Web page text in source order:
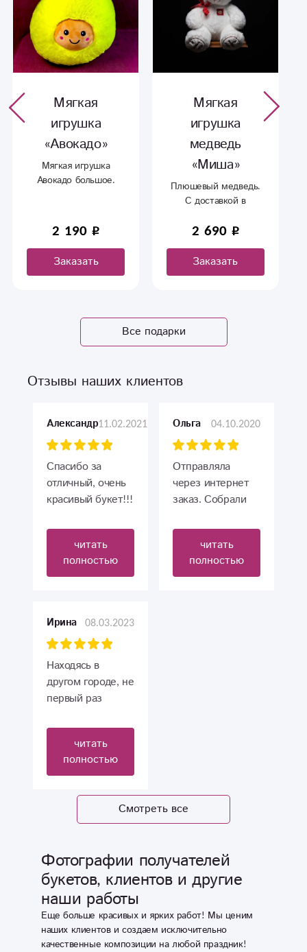
Мягкая
игрушка
«Авокадо»
Мягкая игрушка
Авокадо большое.
2 190
Заказать
Мягкая
игрушка
медведь
«Миша»
Плюшевый медведь.
С доставкой в
2 690
Заказать
Все подарки
Отзывы наших клиентов
Александр11.02.2021
Спасибо за
отличный, очень
красивый букет!!!
читать
полностью
Ольга 04.10.2020
Отправляла
через интернет
заказ. Собрали
доставка
вовремя.
Проживаю в
Санкт-
читать
полностью
Ирина 08.03.2023
Находясь в
другом городе, не
первый раз
цветы для
родственников.
Всегда всё
красиво, быстро
и чётко. Спасибо
Вам большое за
переживания!!!
читать
полностью
Смотреть все
Фотографии получателей
букетов, клиентов и другие
наши работы
Еще больше красивых и ярких работ! Мы ценим
наших клиентов и создаем исключительно
качественные композиции на любой праздник!